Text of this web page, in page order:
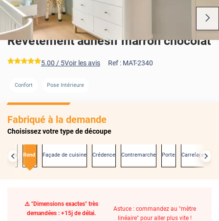
Revêtement adhésif marron chocolat
*****
5.00 / 5Voir les avis Ref : MAT-2340
Confort Pose Intérieure
Fabriqué à la demande
Choisissez votre type de découpe
Rond Façade de cuisine Crédence Contremarche Porte Carrelage
⚠️ "Dimensions exactes" très
demandées : +15j de délai.
Astuce : commandez au "mètre
linéaire" pour aller plus vite !